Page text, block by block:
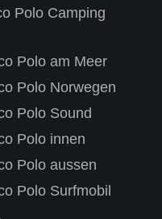
Polo Camping
Polo am Meer
Polo Norwegen
Polo Sound
Polo innen
Polo aussen
Polo Surfmobil